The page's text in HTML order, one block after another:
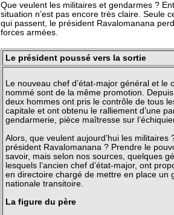
Que veulent les militaires et gendarmes ?
situation n’est pas encore très claire. Seule
qui passent, le président Ravalomanana
forces armées.
Le président poussé vers la sortie
Le nouveau chef d’état-major général et le
nommé sont de la même promotion.
deux hommes ont pris le contrôle de tous
capitale et ont obtenu le ralliement d’une
gendarmerie, pièce maîtresse sur
Alors, que veulent aujourd’hui les militaires
président Ravalomanana ? Prendre le
savoir, mais selon nos sources, quelques
lesquels l’ancien chef d’état-major, ont
en directoire chargé de mettre en place un
nationale transitoire.
La figure du père